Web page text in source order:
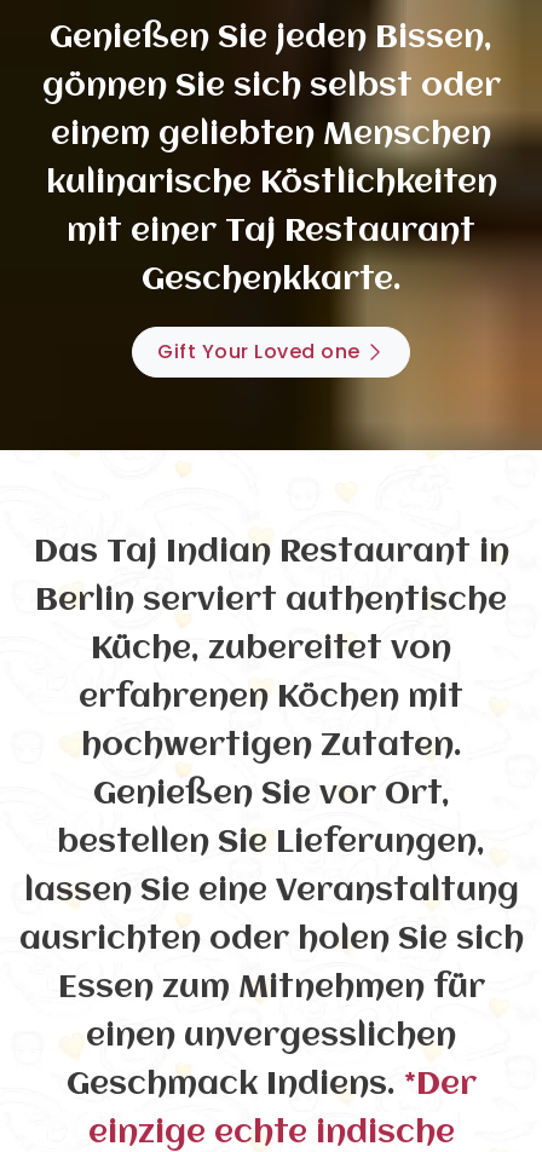
Genießen Sie jeden Bissen,
gönnen Sie sich selbst oder
einem geliebten Menschen
kulinarische Köstlichkeiten
mit einer Taj Restaurant
Geschenkkarte.
Gift Your Loved one
Das Taj Indian Restaurant in
Berlin serviert authentische
Küche, zubereitet von
erfahrenen Köchen mit
hochwertigen Zutaten.
Genießen Sie vor Ort,
bestellen Sie Lieferungen,
lassen Sie eine Veranstaltung
ausrichten oder holen Sie sich
Essen zum Mitnehmen für
einen unvergesslichen
Geschmack Indiens. *Der
einzige echte indische